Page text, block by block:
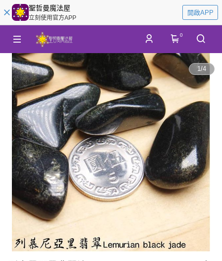
聖哲曼魔法屋
立刻使用官方APP
開啟APP
0
1/4